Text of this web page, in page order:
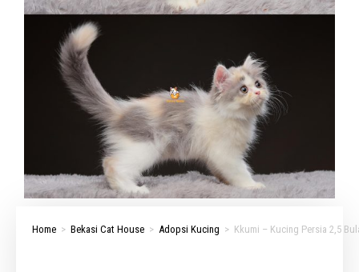
Home > Bekasi Cat House > Adopsi Kucing > Kkumi – Kucing Persia 2,5